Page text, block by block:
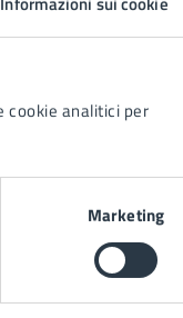
cookie analitici per
Marketing